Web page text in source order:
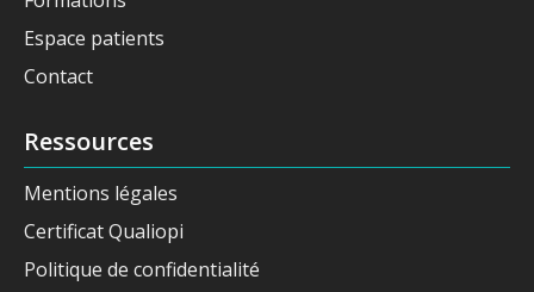
Espace patients
Contact
Ressources
Mentions légales
Certificat Qualiopi
Politique de confidentialité